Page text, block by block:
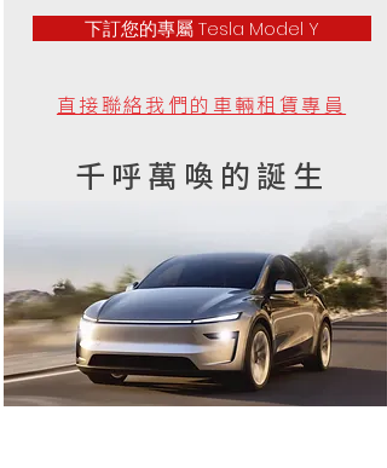
下訂您的專屬 Tesla Model Y
直接聯絡我們的車輛租賃專員
千呼萬喚的誕生